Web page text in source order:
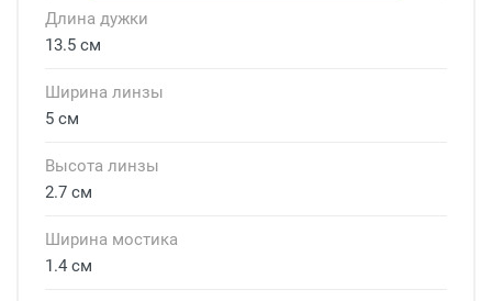
Длина дужки
13.5 см
Ширина линзы
5 см
Высота линзы
2.7 см
Ширина мостика
1.4 см